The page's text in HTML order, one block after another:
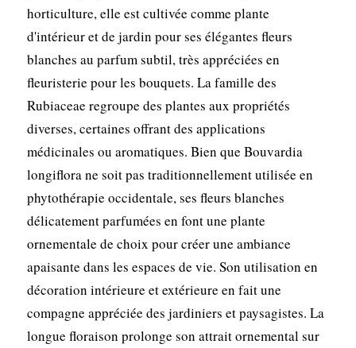
horticulture, elle est cultivée comme plante
d'intérieur et de jardin pour ses élégantes fleurs
blanches au parfum subtil, très appréciées en
fleuristerie pour les bouquets. La famille des
Rubiaceae regroupe des plantes aux propriétés
diverses, certaines offrant des applications
médicinales ou aromatiques. Bien que Bouvardia
longiflora ne soit pas traditionnellement utilisée en
phytothérapie occidentale, ses fleurs blanches
délicatement parfumées en font une plante
ornementale de choix pour créer une ambiance
apaisante dans les espaces de vie. Son utilisation en
décoration intérieure et extérieure en fait une
compagne appréciée des jardiniers et paysagistes. La
longue floraison prolonge son attrait ornemental sur